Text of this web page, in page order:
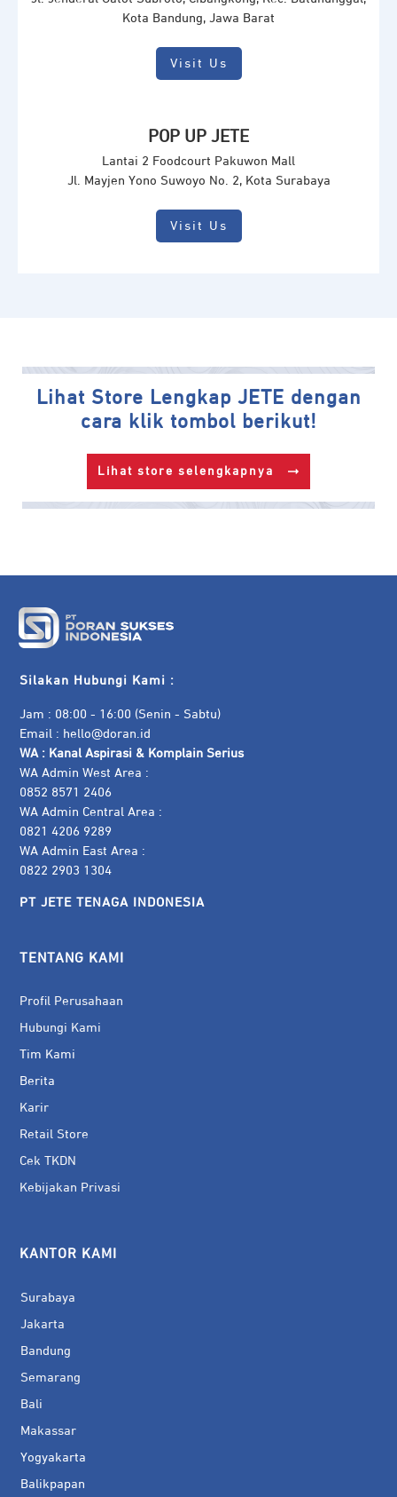
Kota Bandung, Jawa Barat
Visit Us
POP UP JETE
Lantai 2 Foodcourt Pakuwon Mall
Jl. Mayjen Yono Suwoyo No. 2, Kota Surabaya
Visit Us
Lihat Store Lengkap JETE dengan
cara klik tombol berikut!
Lihat store selengkapnya
Silakan Hubungi Kami :
Jam : 08:00 - 16:00 (Senin - Sabtu)
Email : hello@doran.id
WA : Kanal Aspirasi & Komplain Serius
WA Admin West Area :
0852 8571 2406
WA Admin Central Area :
0821 4206 9289
WA Admin East Area :
0822 2903 1304
PT JETE TENAGA INDONESIA
TENTANG KAMI
Profil Perusahaan
Hubungi Kami
Tim Kami
Berita
Karir
Retail Store
Cek TKDN
Kebijakan Privasi
KANTOR KAMI
Surabaya
Jakarta
Bandung
Semarang
Bali
Makassar
Yogyakarta
Balikpapan